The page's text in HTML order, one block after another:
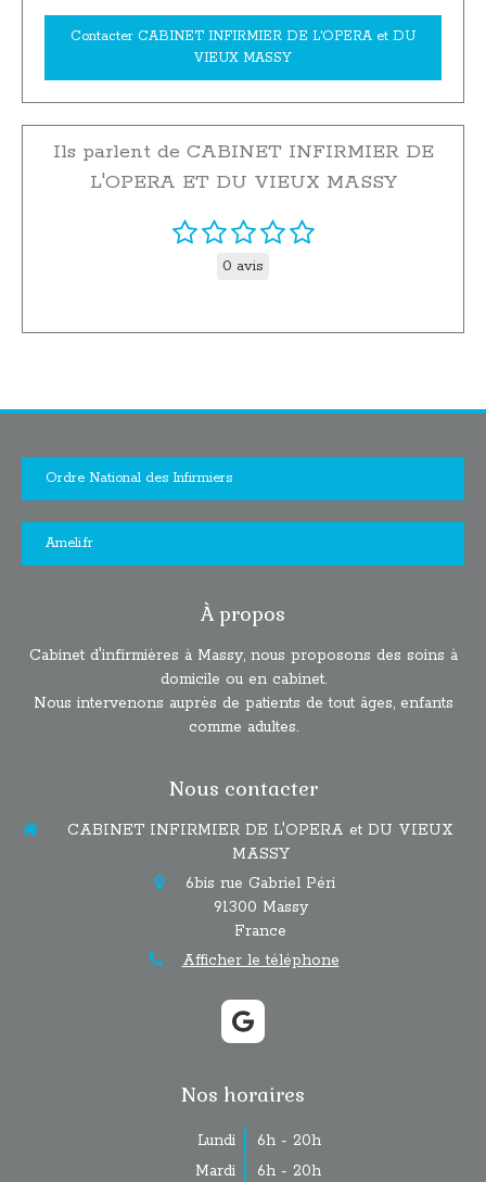
Contacter CABINET INFIRMIER DE L'OPERA et DU
VIEUX MASSY
Ils parlent de CABINET INFIRMIER DE
L'OPERA ET DU VIEUX MASSY
0 avis
Ordre National des Infirmiers
Ameli.fr
À propos
Cabinet d'infirmières à Massy, nous proposons des soins à
domicile ou en cabinet.
Nous intervenons auprès de patients de tout âges, enfants
comme adultes.
Nous contacter
CABINET INFIRMIER DE L'OPERA et DU VIEUX
MASSY
6bis rue Gabriel Péri
91300 Massy
France
Afficher le téléphone
Nos horaires
Lundi
6h - 20h
Mardi
6h - 20h